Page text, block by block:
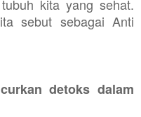
kita yang sehat.
sebut sebagai Anti
detoks dalam